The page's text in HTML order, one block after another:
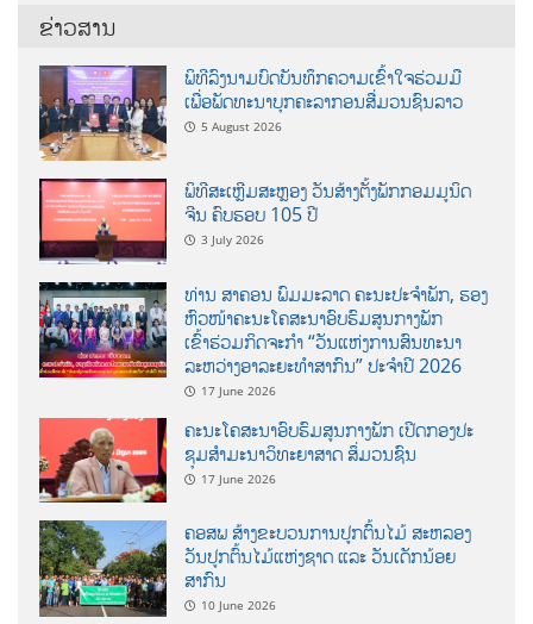
ຂ່າວສານ
ພິທີລົງນາມບົດບັນທຶກຄວາມເຂົ້າໃຈຮ່ວມມື
ເພື່ອພັດທະນາບຸກຄະລາກອນສື່ມວນຊົນລາວ
5 August 2026
ພິທີສະເຫຼີມສະຫຼອງ ວັນສ້າງຕັ້ງພັກກອມມູນິດ
ຈີນ ຄົບຮອບ 105 ປີ
3 July 2026
ທ່ານ ສາຄອນ ພົມມະລາດ ຄະນະປະຈໍາພັກ, ຮອງ
ຫົວໜ້າຄະນະໂຄສະນາອົບຮົມສູນກາງພັກ
ເຂົ້າຮ່ວມກິດຈະກຳ “ວັນແຫ່ງການສົນທະນາ
ລະຫວ່າງອາລະຍະທຳສາກົນ” ປະຈຳປີ 2026
17 June 2026
ຄະນະໂຄສະນາອົບຮົມສູນກາງພັກ ເປີດກອງປະ
ຊຸມສຳມະນາວິທະຍາສາດ ສຶ່ມວນຊົນ
17 June 2026
ຄອສພ ສ້າງຂະບວນການປູກຕົ້ນໄມ້ ສະຫລອງ
ວັນປູກຕົ້ນໄມ້ແຫ່ງຊາດ ແລະ ວັນເດັກນ້ອຍ
ສາກົນ
10 June 2026